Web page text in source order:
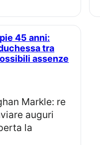
tra
assenze
auguri
la